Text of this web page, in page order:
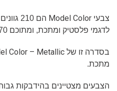
צבעי Model Color
הם
לדגמי פלסטיק ומתכת, ומתוכם 170 גוונים של צבע אטום.
בסדרה זו של Color – Metallic
מתכת.
הצבעים מצטיינים בהידבקות